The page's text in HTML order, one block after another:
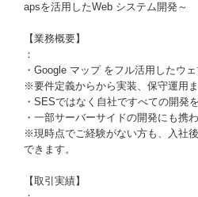
apsを活用したWeb システム開発～
【業務概要】
：
・Google マップ をフル活用したウ
※要件定義からから実装、保守運用
・SESではなく自社ですべての開発
・一部サーバーサイドの開発にも携
※現時点でご経験がない方も、入社
できます。
【取引実績】